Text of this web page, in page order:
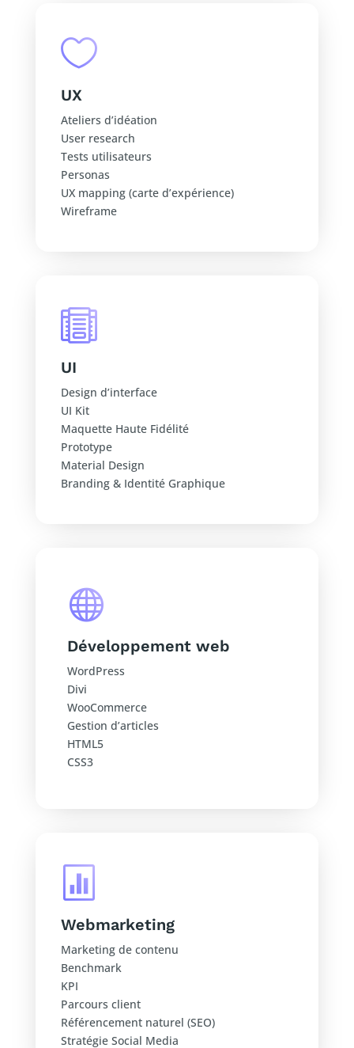

UX
Ateliers d’idéation
User research
Tests utilisateurs
Personas
UX mapping (carte d’expérience)
Wireframe

UI
Design d’interface
UI Kit
Maquette Haute Fidélité
Prototype
Material Design
Branding & Identité Graphique

Développement web
WordPress
Divi
WooCommerce
Gestion d’articles
HTML5
CSS3

Webmarketing
Marketing de contenu
Benchmark
KPI
Parcours client
Référencement naturel (SEO)
Stratégie Social Media